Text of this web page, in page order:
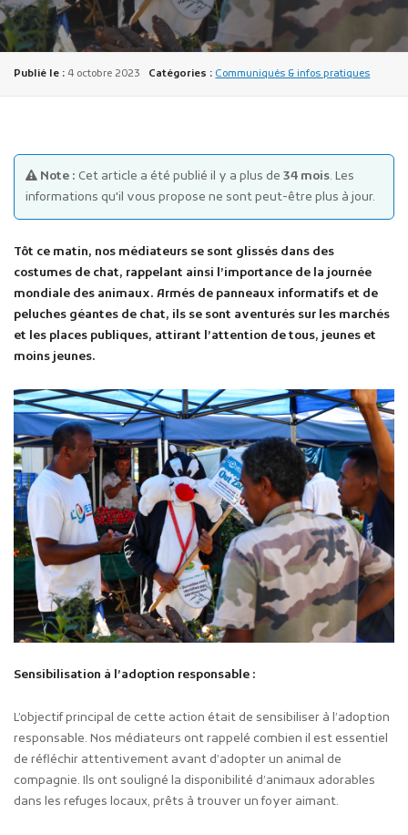
Publicité des actes
Marchés publics
Projets financés par l'Europe
Publié le : 4 octobre 2023 Catégories : Communiqués & infos pratiques
Note : Cet article a été publié il y a plus de 34 mois. Les
informations qu'il vous propose ne sont peut-être plus à jour.
Tôt ce matin, nos médiateurs se sont glissés dans des
costumes de chat, rappelant ainsi l’importance de la journée
mondiale des animaux. Armés de panneaux informatifs et de
peluches géantes de chat, ils se sont aventurés sur les marchés
et les places publiques, attirant l’attention de tous, jeunes et
moins jeunes.
Sensibilisation à l’adoption responsable :
L’objectif principal de cette action était de sensibiliser à l’adoption
responsable. Nos médiateurs ont rappelé combien il est essentiel
de réfléchir attentivement avant d’adopter un animal de
compagnie. Ils ont souligné la disponibilité d’animaux adorables
dans les refuges locaux, prêts à trouver un foyer aimant.